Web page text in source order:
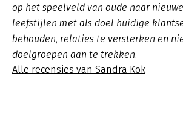
op het speelveld van oude naar
leefstijlen met als doel huidige
behouden, relaties te versterken en
doelgroepen aan te trekken.
Alle recensies van Sandra Kok